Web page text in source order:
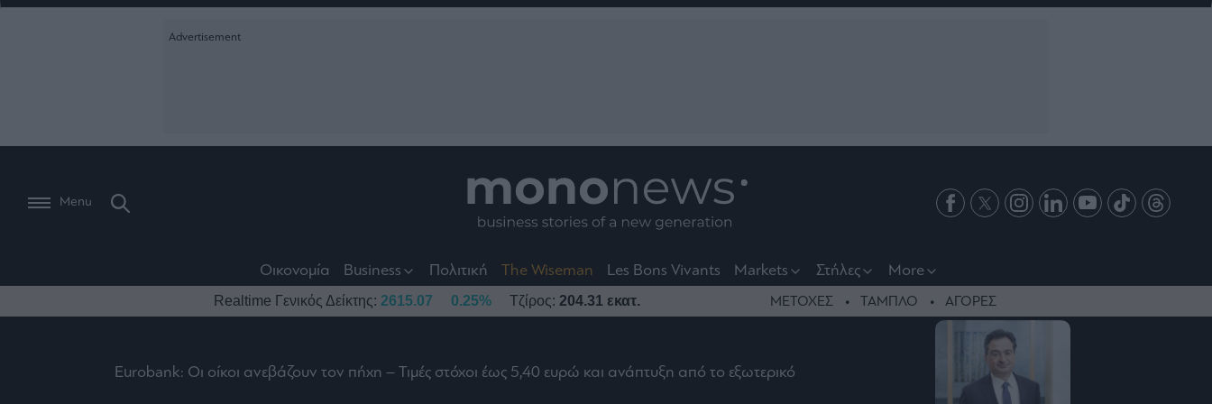
Menu
Οικονομία Business Πολιτική The Wiseman Les Bons Vivants Markets Στήλες More
Ναυτιλία
Room
My
Story
θετικά
Design
The
Value
Crypto
Branded Content
Mononews100
Realtime Γενικός Δείκτης: 2615.07 0.25% Τζίρος: 204.31 εκατ. ΜΕΤΟΧΕΣ ΤΑΜΠΛΟ ΑΓΟΡΕΣ
Eurobank: Οι οίκοι ανεβάζουν τον πήχη – Τιμές στόχοι έως 5,40 ευρώ και ανάπτυξη από το εξωτερικό